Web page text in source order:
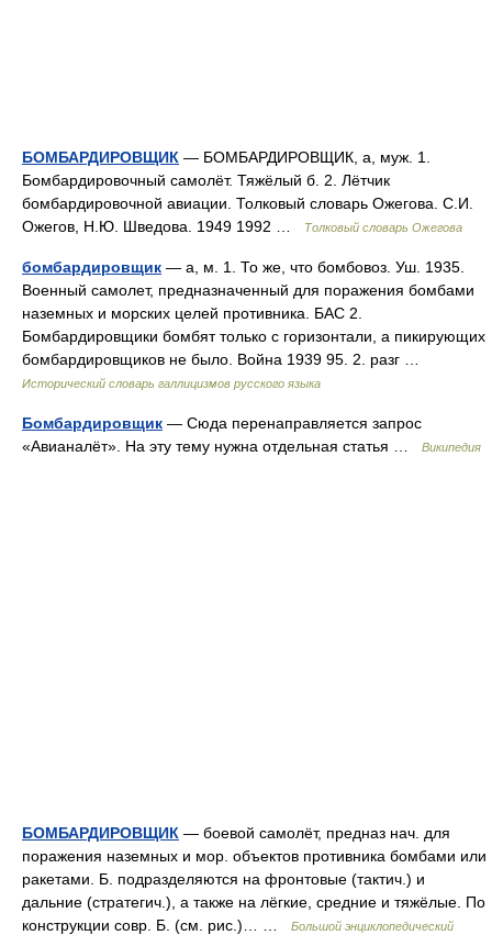
БОМБАРДИРОВЩИК — БОМБАРДИРОВЩИК, а, муж. 1.
Бомбардировочный самолёт. Тяжёлый б. 2. Лётчик
бомбардировочной авиации. Толковый словарь Ожегова. С.И.
Ожегов, Н.Ю. Шведова. 1949 1992 …
Толковый словарь Ожегова
бомбардировщик — а, м. 1. То же, что бомбовоз. Уш. 1935.
Военный самолет, предназначенный для поражения бомбами
наземных и морских целей противника. БАС 2.
Бомбардировщики бомбят только с горизонтали, а пикирующих
бомбардировщиков не было. Война 1939 95. 2. разг …
Исторический словарь галлицизмов русского языка
Бомбардировщик — Сюда перенаправляется запрос
«Авианалёт». На эту тему нужна отдельная статья …
Википедия
БОМБАРДИРОВЩИК — боевой самолёт, предназ нач. для
поражения наземных и мор. объектов противника бомбами или
ракетами. Б. подразделяются на фронтовые (тактич.) и
дальние (стратегич.), а также на лёгкие, средние и тяжёлые. По
конструкции совр. Б. (см. рис.)… …
Большой энциклопедический